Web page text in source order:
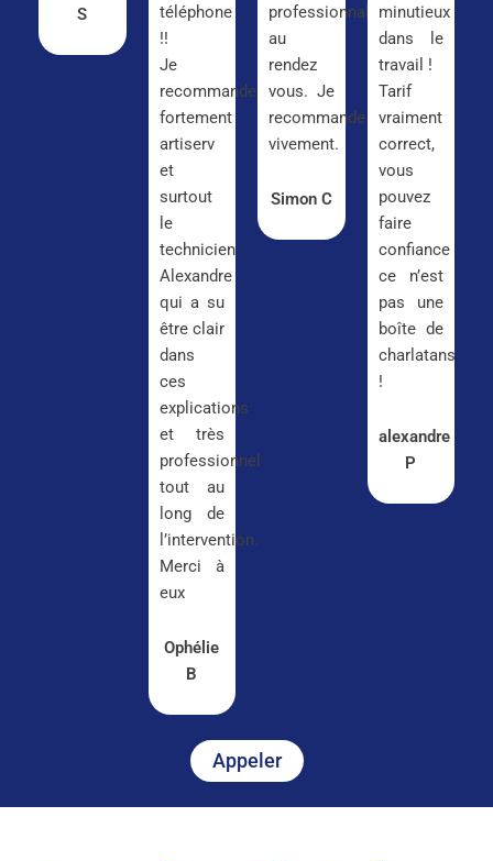
S
téléphone
!!
Je
recommande
fortement
artiserv
et
surtout
le
technicien
Alexandre
qui a su
être clair
dans
ces
explications
et très
professionnel
tout au
long de
l’intervention.
Merci à
eux
Ophélie
B
professionnalisme
au
rendez
vous. Je
recommande
vivement.
Simon C
minutieux
dans le
travail !
Tarif
vraiment
correct,
vous
pouvez
faire
confiance
ce n’est
pas une
boîte de
charlatans
!
alexandre
P
Appeler